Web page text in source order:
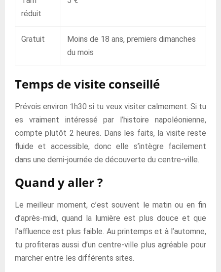
réduit
Gratuit
Moins de 18 ans, premiers dimanches
du mois
Temps de visite conseillé
Prévois environ 1h30 si tu veux visiter calmement. Si tu
es vraiment intéressé par l’histoire napoléonienne,
compte plutôt 2 heures. Dans les faits, la visite reste
fluide et accessible, donc elle s’intègre facilement
dans une demi-journée de découverte du centre-ville.
Quand y aller ?
Le meilleur moment, c’est souvent le matin ou en fin
d’après-midi, quand la lumière est plus douce et que
l’affluence est plus faible. Au printemps et à l’automne,
tu profiteras aussi d’un centre-ville plus agréable pour
marcher entre les différents sites.